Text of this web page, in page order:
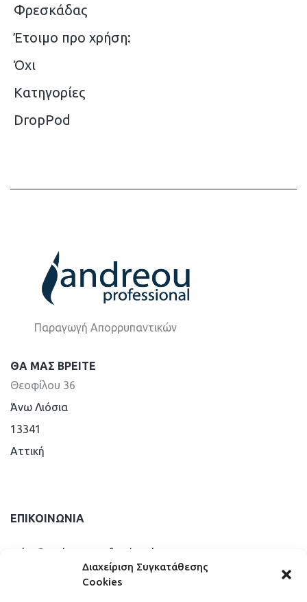
Διαχείριση Συγκατάθεσης
Cookies
Φρεσκάδας
Έτοιμο προ χρήση:
Όχι
Κατηγορίες
DropPod
Παραγωγή Απορρυπαντικών
ΘΑ ΜΑΣ ΒΡΕΊΤΕ
Θεοφίλου 36
Άνω Λιόσια
13341
Aττική
ΕΠΙΚΟΙΝΩΝΊΑ
sales@andreou-professional.gr
info@andreou-professional.gr